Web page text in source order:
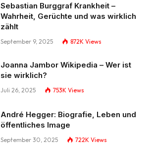
Sebastian Burggraf Krankheit –
Wahrheit, Gerüchte und was wirklich
zählt
September 9, 2025 872K Views
Joanna Jambor Wikipedia – Wer ist
sie wirklich?
Juli 26, 2025 753K Views
André Hegger: Biografie, Leben und
öffentliches Image
September 30, 2025 722K Views